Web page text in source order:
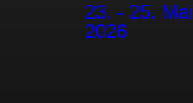
23. - 25. Mai
2026